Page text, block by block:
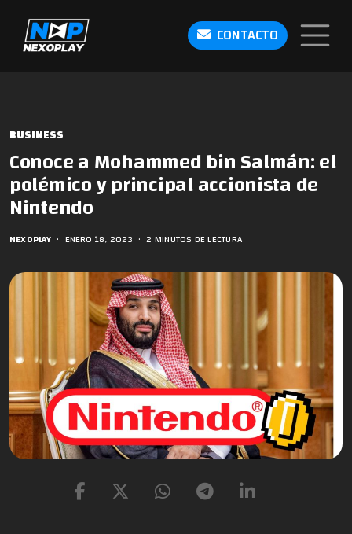
CONTACTO
BUSINESS
Conoce a Mohammed bin Salmán: el
polémico y principal accionista de
Nintendo
NEXOPLAY • ENERO 18, 2023 • 2 MINUTOS DE LECTURA